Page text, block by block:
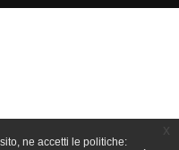
ne accetti le politiche: